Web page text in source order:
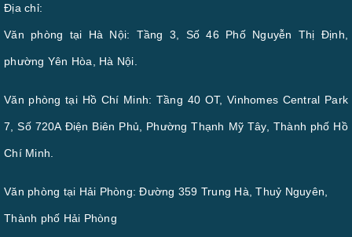
Địa chỉ:
Văn phòng tại Hà Nội: Tầng 3, Số 46 Phố Nguyễn Thị Định,
phường Yên Hòa, Hà Nội.
Văn phòng tại Hồ Chí Minh: Tầng 40 OT, Vinhomes Central Park
7, Số 720A Điện Biên Phủ, Phường Thạnh Mỹ Tây, Thành phố Hồ
Chí Minh.
Văn phòng tại Hải Phòng: Đường 359 Trung Hà, Thuỷ Nguyên,
Thành phố Hải Phòng